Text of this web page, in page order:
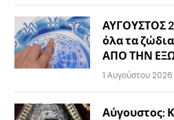
ΑΥΓΟΥΣΤΟΣ
όλα τα
ΑΠΟ ΤΗΝ
1 Αυγούστου 2026
Αύγουστος: